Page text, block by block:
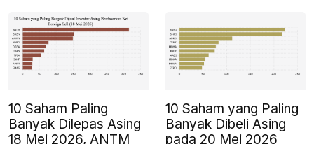
10 Saham Paling
Banyak Dilepas Asing
18 Mei 2026, ANTM
10 Saham yang Paling
Banyak Dibeli Asing
pada 20 Mei 2026